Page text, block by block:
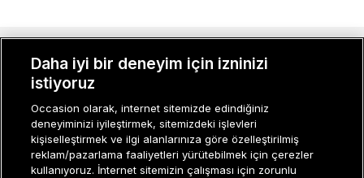
MÜŞTERI İLIŞKILERI
KURUMSAL
KADIN KATEGORILER
GRUP MARKALAR
Daha iyi bir deneyim için izninizi
istiyoruz
Occasion olarak, internet sitemizde edindiğiniz
deneyiminizi iyileştirmek, sitemizdeki işlevleri
kişiselleştirmek ve ilgi alanlarınıza göre özelleştirilmiş
reklam/pazarlama faaliyetleri yürütebilmek için çerezler
kullanıyoruz. İnternet sitemizin çalışması için zorunlu